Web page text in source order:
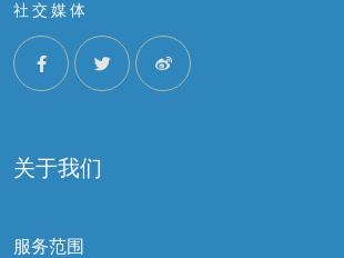
社交媒体
关于我们
服务范围